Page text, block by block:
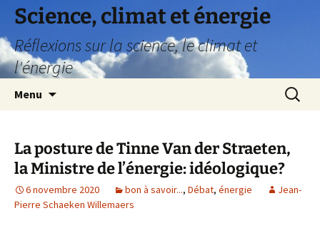
Science, climat et énergie
Réflexions sur la science, le climat et
l'énergie
Menu
La posture de Tinne Van der Straeten,
la Ministre de l’énergie: idéologique?
6 novembre 2020 bon à savoir..., Débat, énergie
Jean-
Pierre Schaeken Willemaers